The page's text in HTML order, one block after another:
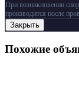
При возникновении
производится после
Закрыть
Похожие